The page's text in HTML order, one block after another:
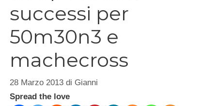
successi per
50m30n3 e
machecross
28 Marzo 2013 di Gianni
Spread the love